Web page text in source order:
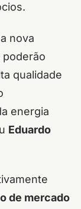
nova
qualidade
energia
Eduardo
de mercado